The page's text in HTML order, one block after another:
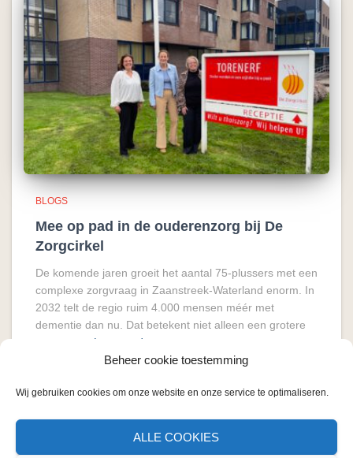
Beheer cookie toestemming
Wij gebruiken cookies om onze website en onze service te optimaliseren.
ALLE COOKIES
BLOGS
Mee op pad in de ouderenzorg bij De
Zorgcirkel
De komende jaren groeit het aantal 75-plussers met een
complexe zorgvraag in Zaanstreek-Waterland enorm. In
2032 telt de regio ruim 4.000 mensen méér met
dementie dan nu. Dat betekent niet alleen een grotere
Lees verder
COOKIE BELEID